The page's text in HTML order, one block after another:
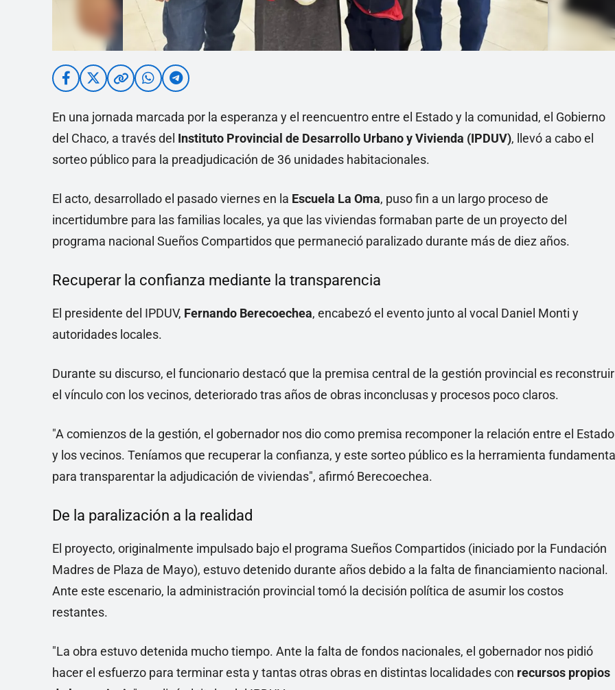
En una jornada marcada por la esperanza y el reencuentro entre el Estado y la comunidad, el Gobierno
del Chaco, a través del Instituto Provincial de Desarrollo Urbano y Vivienda (IPDUV), llevó a cabo el
sorteo público para la preadjudicación de 36 unidades habitacionales.
El acto, desarrollado el pasado viernes en la Escuela La Oma, puso fin a un largo proceso de
incertidumbre para las familias locales, ya que las viviendas formaban parte de un proyecto del
programa nacional Sueños Compartidos que permaneció paralizado durante más de diez años.
Recuperar la confianza mediante la transparencia
El presidente del IPDUV, Fernando Berecoechea, encabezó el evento junto al vocal Daniel Monti y
autoridades locales.
Durante su discurso, el funcionario destacó que la premisa central de la gestión provincial es reconstruir
el vínculo con los vecinos, deteriorado tras años de obras inconclusas y procesos poco claros.
"A comienzos de la gestión, el gobernador nos dio como premisa recomponer la relación entre el Estado
y los vecinos. Teníamos que recuperar la confianza, y este sorteo público es la herramienta
para transparentar la adjudicación de viviendas", afirmó Berecoechea.
De la paralización a la realidad
El proyecto, originalmente impulsado bajo el programa Sueños Compartidos (iniciado por la Fundación
Madres de Plaza de Mayo), estuvo detenido durante años debido a la falta de financiamiento nacional.
Ante este escenario, la administración provincial tomó la decisión política de asumir los costos
restantes.
"La obra estuvo detenida mucho tiempo. Ante la falta de fondos nacionales, el gobernador nos pidió
hacer el esfuerzo para terminar esta y tantas otras obras en distintas localidades con recursos propios